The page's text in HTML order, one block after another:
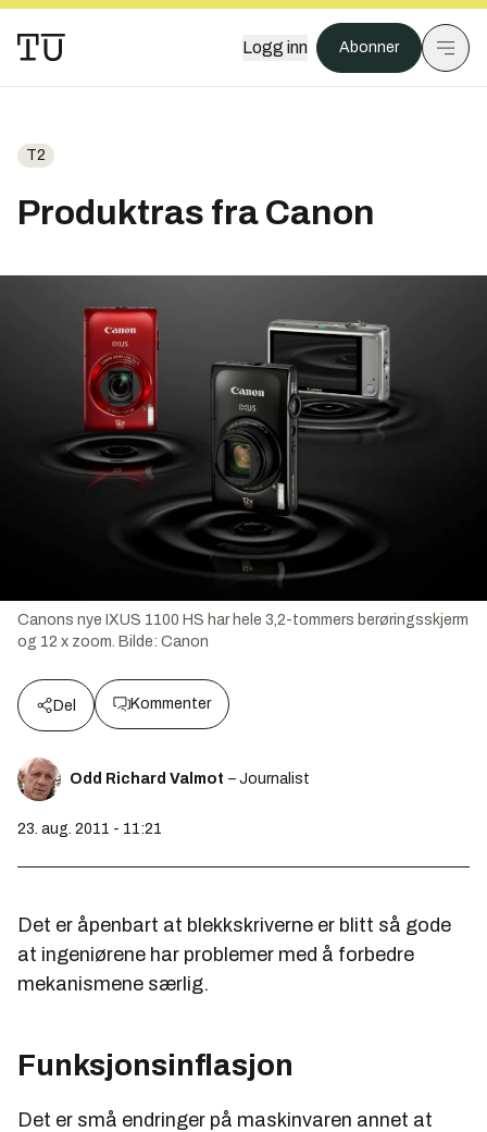
Logg inn Abonner
T2
Produktras fra Canon
Canons nye IXUS 1100 HS har hele 3,2-tommers berøringsskjerm
og 12 x zoom. Bilde: Canon
Del Kommenter
Odd Richard Valmot – Journalist
23. aug. 2011 - 11:21
Det er åpenbart at blekkskriverne er blitt så gode
at ingeniørene har problemer med å forbedre
mekanismene særlig.
Funksjonsinflasjon
Det er små endringer på maskinvaren annet at